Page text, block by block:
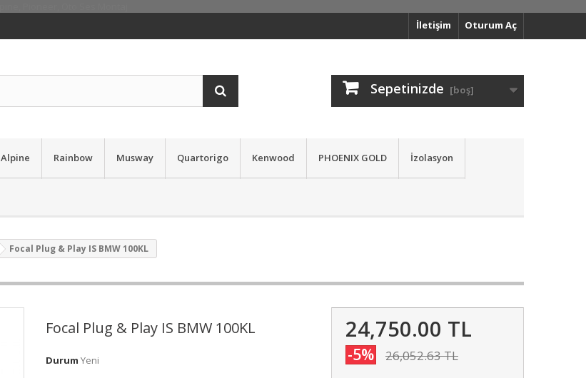
Oturum Aç
İletişim
Sepetinizde [boş]
Alpine Rainbow Musway Quartorigo Kenwood PHOENIX GOLD İzolasyon
Focal Plug & Play IS BMW 100KL
Focal Plug & Play IS BMW 100KL
Durum Yeni
24,750.00 TL
-5% 26,052.63 TL